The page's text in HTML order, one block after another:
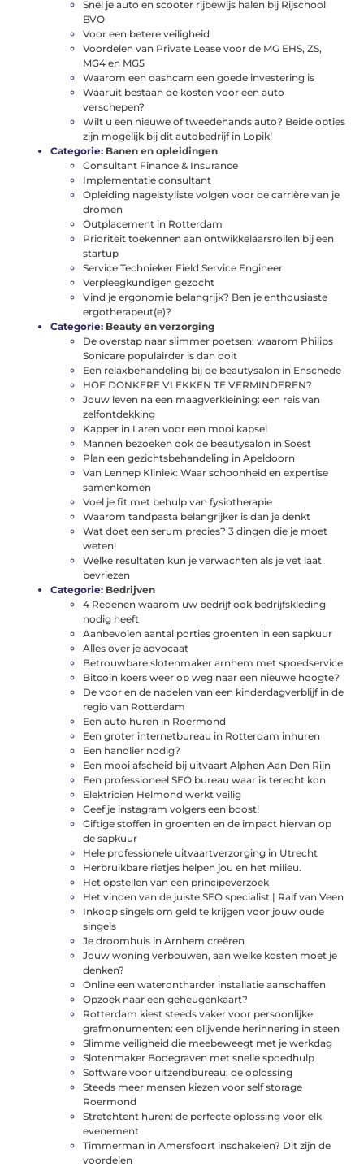
Snel je auto en scooter rijbewijs halen bij Rijschool
BVO
Voor een betere veiligheid
Voordelen van Private Lease voor de MG EHS, ZS,
MG4 en MG5
Waarom een dashcam een goede investering is
Waaruit bestaan de kosten voor een auto
verschepen?
Wilt u een nieuwe of tweedehands auto? Beide opties
zijn mogelijk bij dit autobedrijf in Lopik!
Categorie: Banen en opleidingen
Consultant Finance & Insurance
Implementatie consultant
Opleiding nagelstyliste volgen voor de carrière van je
dromen
Outplacement in Rotterdam
Prioriteit toekennen aan ontwikkelaarsrollen bij een
startup
Service Technieker Field Service Engineer
Verpleegkundigen gezocht
Vind je ergonomie belangrijk? Ben je enthousiaste
ergotherapeut(e)?
Categorie: Beauty en verzorging
De overstap naar slimmer poetsen: waarom Philips
Sonicare populairder is dan ooit
Een relaxbehandeling bij de beautysalon in Enschede
HOE DONKERE VLEKKEN TE VERMINDEREN?
Jouw leven na een maagverkleining: een reis van
zelfontdekking
Kapper in Laren voor een mooi kapsel
Mannen bezoeken ook de beautysalon in Soest
Plan een gezichtsbehandeling in Apeldoorn
Van Lennep Kliniek: Waar schoonheid en expertise
samenkomen
Voel je fit met behulp van fysiotherapie
Waarom tandpasta belangrijker is dan je denkt
Wat doet een serum precies? 3 dingen die je moet
weten!
Welke resultaten kun je verwachten als je vet laat
bevriezen
Categorie: Bedrijven
4 Redenen waarom uw bedrijf ook bedrijfskleding
nodig heeft
Aanbevolen aantal porties groenten in een sapkuur
Alles over je advocaat
Betrouwbare slotenmaker arnhem met spoedservice
Bitcoin koers weer op weg naar een nieuwe hoogte?
De voor en de nadelen van een kinderdagverblijf in de
regio van Rotterdam
Een auto huren in Roermond
Een groter internetbureau in Rotterdam inhuren
Een handlier nodig?
Een mooi afscheid bij uitvaart Alphen Aan Den Rijn
Een professioneel SEO bureau waar ik terecht kon
Elektricien Helmond werkt veilig
Geef je instagram volgers een boost!
Giftige stoffen in groenten en de impact hiervan op
de sapkuur
Hele professionele uitvaartverzorging in Utrecht
Herbruikbare rietjes helpen jou en het milieu.
Het opstellen van een principeverzoek
Het vinden van de juiste SEO specialist | Ralf van Veen
Inkoop singels om geld te krijgen voor jouw oude
singels
Je droomhuis in Arnhem creëren
Jouw woning verbouwen, aan welke kosten moet je
denken?
Online een waterontharder installatie aanschaffen
Opzoek naar een geheugenkaart?
Rotterdam kiest steeds vaker voor persoonlijke
grafmonumenten: een blijvende herinnering in steen
Slimme veiligheid die meebeweegt met je werkdag
Slotenmaker Bodegraven met snelle spoedhulp
Software voor uitzendbureau: de oplossing
Steeds meer mensen kiezen voor self storage
Roermond
Stretchtent huren: de perfecte oplossing voor elk
evenement
Timmerman in Amersfoort inschakelen? Dit zijn de
voordelen